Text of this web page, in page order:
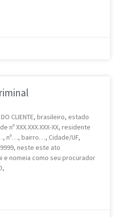
DO CLIENTE, brasileiro, estado
nº XXX.XXX.XXX-XX, residente
nº…, bairro…, Cidade/UF,
neste este ato
e nomeia como seu procurador